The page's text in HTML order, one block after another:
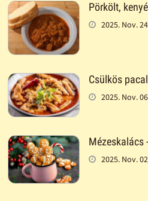
Pörkölt,
2025. Nov.
Csülkös pacal
2025. Nov.
Mézeskalács
2025. Nov.